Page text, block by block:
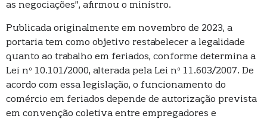
as negociações”, afirmou o ministro.
Publicada originalmente em novembro de 2023, a
portaria tem como objetivo restabelecer a legalidade
quanto ao trabalho em feriados, conforme determina a
Lei nº 10.101/2000, alterada pela Lei nº 11.603/2007. De
acordo com essa legislação, o funcionamento do
comércio em feriados depende de autorização prevista
em convenção coletiva entre empregadores e